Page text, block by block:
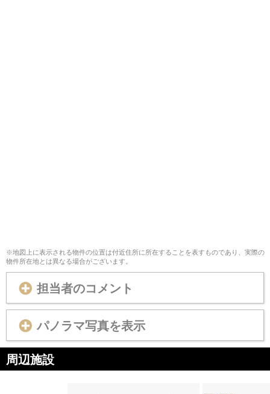
※地図上に表示される物件の位置は付近住所に所在することを表すものであり、実際の
物件所在地とは異なる場合がございます。
担当者のコメント
パノラマ写真を表示
周辺施設